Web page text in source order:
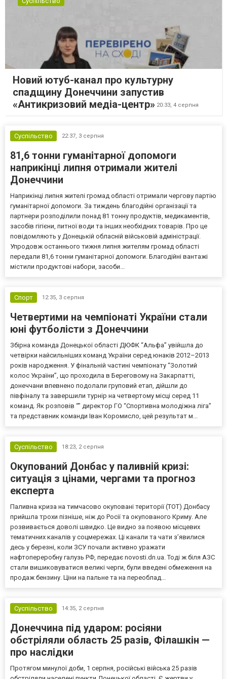
Новий ютуб-канал про культурну
спадщину Донеччини запустив
«Антикризовий медіа-центр» 20:33, 4 серпня
Суспільство 22:37, 3 серпня
81,6 тонни гуманітарної допомоги
наприкінці липня отримали жителі
Донеччини
Наприкінці липня жителі громад області отримали чергову партію
гуманітарної допомоги. За тиждень благодійні організації та
партнери розподілили понад 81 тонну продуктів, медикаментів,
засобів гігієни, питної води та інших необхідних товарів. Про це
повідомляють у Донецькій обласній військовій адміністрації.
Упродовж останнього тижня липня жителям громад області
передали 81,6 тонни гуманітарної допомоги. Благодійні вантажі
містили продуктові набори, засоби...
Спорт 12:35, 3 серпня
Четвертими на чемпіонаті України стали
юні футболісти з Донеччини
Збірна команда Донецької області ДЮФК “Альфа” увійшла до
четвірки найсильніших команд України серед юнаків 2012–2013
років народження. У фінальній частині чемпіонату “Золотий
колос України”, що проходила в Береговому на Закарпатті,
донеччани впевнено подолали груповий етап, дійшли до
півфіналу та завершили турнір на четвертому місці серед 11
команд. Як розповів “” директор ГО “Спортивна молодіжна ліга”
та представник команди Іван Коромисло, цей результат м...
Суспільство 18:23, 2 серпня
Окупований Донбас у паливній кризі:
ситуація з цінами, чергами та прогноз
експерта
Паливна криза на тимчасово окуповані території (ТОТ) Донбасу
прийшла трохи пізніше, ніж до Росії та окупованого Криму. Але
розвивається доволі швидко. Це видно за появою місцевих
тематичних каналів у соцмережах. Ці канали та чати з’явилися
десь у березні, коли ЗСУ почали активно уражати
нафтопереробну галузь РФ, передає novosti.dn.ua. Тоді ж біля АЗС
стали вишиковуватися великі черги, були введені обмеження на
продаж бензину. Ціни на пальне та на переоблад...
Суспільство 14:35, 2 серпня
Донеччина під ударом: росіяни
обстріляли область 25 разів, Філашкін —
про наслідки
Протягом минулої доби, 1 серпня, російські війська 25 разів